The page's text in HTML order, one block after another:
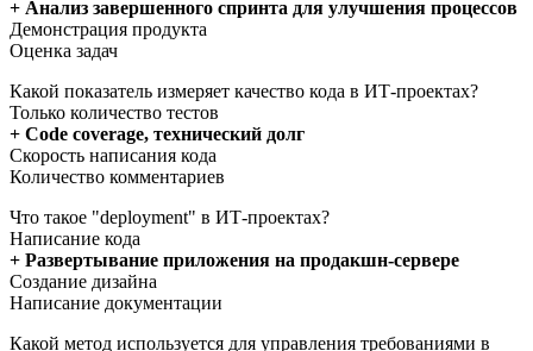
+ Анализ завершенного спринта для улучшения процессов
Демонстрация продукта
Оценка задач
Какой показатель измеряет качество кода в ИТ-проектах?
Только количество тестов
+ Code coverage, технический долг
Скорость написания кода
Количество комментариев
Что такое "deployment" в ИТ-проектах?
Написание кода
+ Развертывание приложения на продакшн-сервере
Создание дизайна
Написание документации
Какой метод используется для управления требованиями в